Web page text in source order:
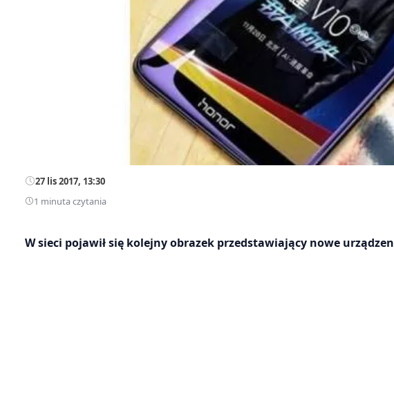
27 lis 2017, 13:30
1 minuta czytania
W sieci pojawił się kolejny obrazek przedstawiający nowe